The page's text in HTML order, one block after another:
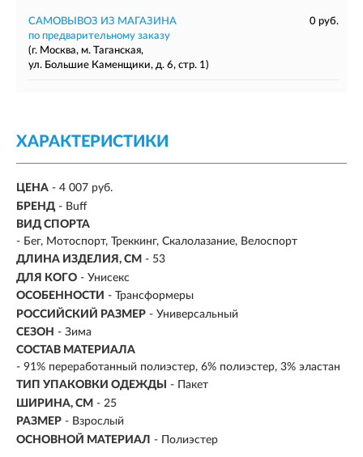
САМОВЫВОЗ ИЗ МАГАЗИНА
0 руб.
по предварительному заказу
(г. Москва, м. Таганская,
ул. Большие Каменщики, д. 6, стр. 1)
ХАРАКТЕРИСТИКИ
ЦЕНА - 4 007 руб.
БРЕНД - Buff
ВИД СПОРТА
- Бег, Мотоспорт, Треккинг, Скалолазание, Велоспорт
ДЛИНА ИЗДЕЛИЯ, СМ - 53
ДЛЯ КОГО - Унисекс
ОСОБЕННОСТИ - Трансформеры
РОССИЙСКИЙ РАЗМЕР - Универсальный
СЕЗОН - Зима
СОСТАВ МАТЕРИАЛА
- 91% переработанный полиэстер, 6% полиэстер, 3% эластан
ТИП УПАКОВКИ ОДЕЖДЫ
- Пакет
ШИРИНА, СМ - 25
РАЗМЕР - Взрослый
ОСНОВНОЙ МАТЕРИАЛ - Полиэстер